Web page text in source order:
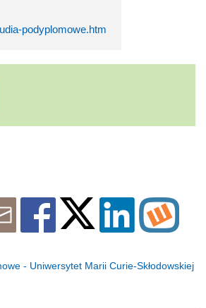
podyplomowe.htm
- Uniwersytet Marii Curie-Skłodowskiej